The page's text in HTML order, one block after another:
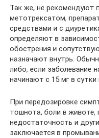
Так же, не рекомендуют
метотрексатом,
средствами и с
определяют в
обострения и
назначают внутрь.
либо, если заболевание
начинают с 15 мг в
При передозировке
тошнота, боли в животе,
недостаточность и
заключается в